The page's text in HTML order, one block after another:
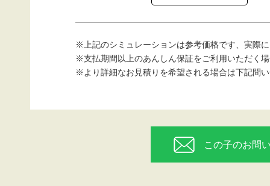
※上記のシミュレーションは参考価格です、実際
※支払期間以上のあんしん保証をご利用いただく
※より詳細なお見積りを希望される場合は下記問
この子のお問